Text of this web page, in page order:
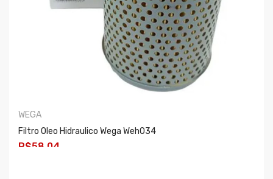
WEGA
Filtro Oleo Hidraulico Wega Weh034
R$58,04